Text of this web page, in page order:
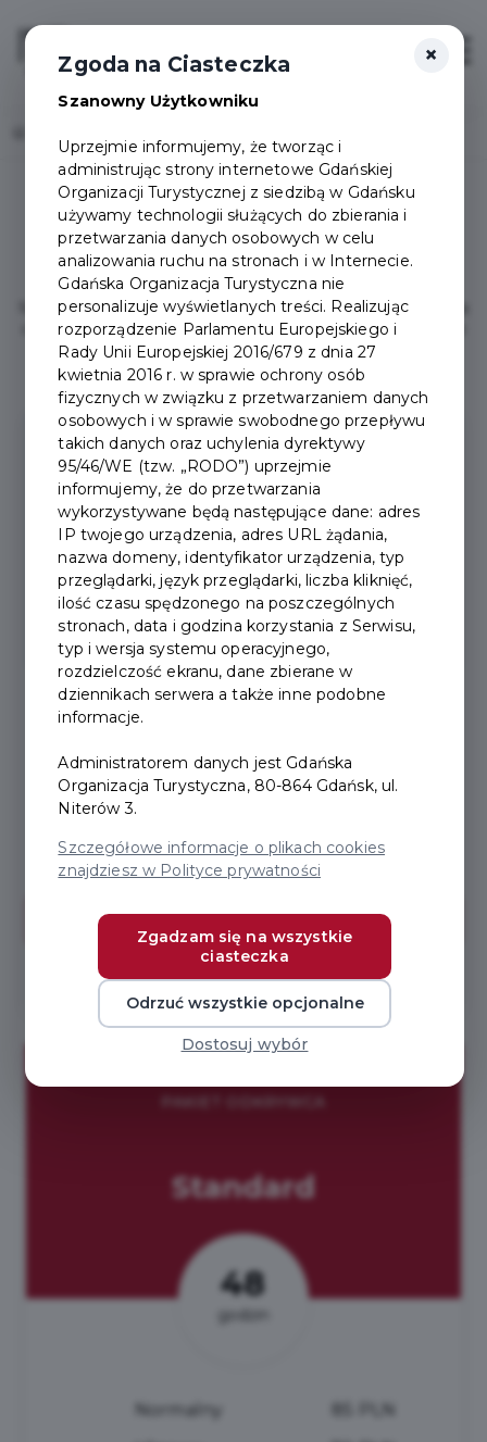
Login/Rejestracja
Pakiet Odkrywca
Specjalnie dla Państwa wybraliśmy atrakcje, które zainteresują
całą rodzinę. Interaktywne wystawy, centra nauki i rozrywki – z
Kartą Turysty masz pewność, że dzieci nie będą się nudzić!
PAKIET ODKRYWCA
Standard
24
godziny
Normalny
75 PLN
Ulgowy
Standard
48
godzin
Normalny
×
Zgoda na Ciasteczka
Szanowny Użytkowniku
Uprzejmie informujemy, że tworząc i
administrując strony internetowe Gdańskiej
Organizacji Turystycznej z siedzibą w Gdańsku
używamy technologii służących do zbierania i
przetwarzania danych osobowych w celu
analizowania ruchu na stronach i w Internecie.
Gdańska Organizacja Turystyczna nie
personalizuje wyświetlanych treści. Realizując
rozporządzenie Parlamentu Europejskiego i
Rady Unii Europejskiej 2016/679 z dnia 27
kwietnia 2016 r. w sprawie ochrony osób
fizycznych w związku z przetwarzaniem danych
osobowych i w sprawie swobodnego przepływu
takich danych oraz uchylenia dyrektywy
95/46/WE (tzw. „RODO”) uprzejmie
informujemy, że do przetwarzania
wykorzystywane będą następujące dane: adres
IP twojego urządzenia, adres URL żądania,
nazwa domeny, identyfikator urządzenia, typ
przeglądarki, język przeglądarki, liczba kliknięć,
ilość czasu spędzonego na poszczególnych
stronach, data i godzina korzystania z Serwisu,
typ i wersja systemu operacyjnego,
rozdzielczość ekranu, dane zbierane w
dziennikach serwera a także inne podobne
informacje.
Administratorem danych jest Gdańska
Organizacja Turystyczna, 80-864 Gdańsk, ul.
Niterów 3.
Szczegółowe informacje o plikach cookies
znajdziesz w Polityce prywatności
Zgadzam się na wszystkie
ciasteczka
Odrzuć wszystkie opcjonalne
Dostosuj wybór